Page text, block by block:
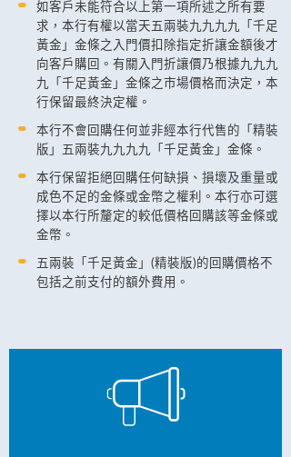
如客戶未能符合以上第一項所述之所有要
求，本行有權以當天五兩裝九九九九「千足
黃金」金條之入門價扣除指定折讓金額後才
向客戶購回。有關入門折讓價乃根據九九九
九「千足黃金」金條之市場價格而決定，本
行保留最終決定權。
本行不會回購任何並非經本行代售的「精裝
版」五兩裝九九九九「千足黃金」金條。
本行保留拒絕回購任何缺損、損壞及重量或
成色不足的金條或金幣之權利。本行亦可選
擇以本行所釐定的較低價格回購該等金條或
金幣。
五兩裝「千足黃金」(精裝版)的回購價格不
包括之前支付的額外費用。